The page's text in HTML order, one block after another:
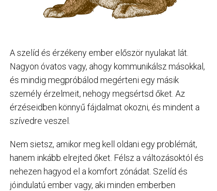
A szelíd és érzékeny ember először nyulakat lát.
Nagyon óvatos vagy, ahogy kommunikálsz másokkal,
és mindig megpróbálod megérteni egy másik
személy érzelmeit, nehogy megsértsd őket. Az
érzéseidben könnyű fájdalmat okozni, és mindent a
szívedre veszel.
Nem sietsz, amikor meg kell oldani egy problémát,
hanem inkább elrejted őket. Félsz a változásoktól és
nehezen hagyod el a komfort zónádat. Szelíd és
jóindulatú ember vagy, aki minden emberben